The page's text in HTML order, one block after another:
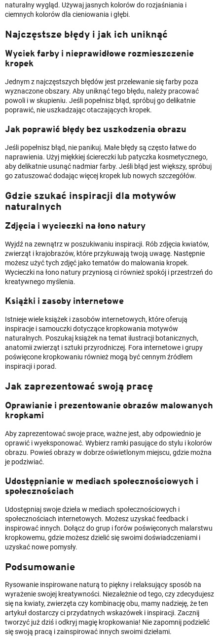
naturalny wygląd. Używaj jasnych kolorów do rozjaśniania i
ciemnych kolorów dla cieniowania i głębi.
Najczęstsze błędy i jak ich uniknąć
Wyciek farby i nieprawidłowe rozmieszczenie
kropek
Jednym z najczęstszych błędów jest przelewanie się farby poza
wyznaczone obszary. Aby uniknąć tego błędu, należy pracować
powoli i w skupieniu. Jeśli popełnisz błąd, spróbuj go delikatnie
poprawić, nie uszkadzając otaczających kropek.
Jak poprawić błędy bez uszkodzenia obrazu
Jeśli popełnisz błąd, nie panikuj. Małe błędy są często łatwe do
naprawienia. Użyj miękkiej ściereczki lub patyczka kosmetycznego,
aby delikatnie usunąć nadmiar farby. Jeśli błąd jest większy, spróbuj
go zatuszować dodając więcej kropek lub nowych szczegółów.
Gdzie szukać inspiracji dla motywów
naturalnych
Zdjęcia i wycieczki na łono natury
Wyjdź na zewnątrz w poszukiwaniu inspiracji. Rób zdjęcia kwiatów,
zwierząt i krajobrazów, które przykuwają twoją uwagę. Następnie
możesz użyć tych zdjęć jako tematów do malowania kropek.
Wycieczki na łono natury przyniosą ci również spokój i przestrzeń do
kreatywnego myślenia.
Książki i zasoby internetowe
Istnieje wiele książek i zasobów internetowych, które oferują
inspiracje i samouczki dotyczące kropkowania motywów
naturalnych. Poszukaj książek na temat ilustracji botanicznych,
anatomii zwierząt i sztuki przyrodniczej. Fora internetowe i grupy
poświęcone kropkowaniu również mogą być cennym źródłem
inspiracji i porad.
Jak zaprezentować swoją pracę
Oprawianie i prezentowanie obrazów malowanych
kropkami
Aby zaprezentować swoje prace, ważne jest, aby odpowiednio je
oprawić i wyeksponować. Wybierz ramki pasujące do stylu i kolorów
obrazu. Powieś obrazy w dobrze oświetlonym miejscu, gdzie można
je podziwiać.
Udostępnianie w mediach społecznościowych i
społecznościach
Udostępniaj swoje dzieła w mediach społecznościowych i
społecznościach internetowych. Możesz uzyskać feedback i
inspirować innych. Dołącz do grup i forów poświęconych malarstwu
kropkowemu, gdzie możesz dzielić się swoimi doświadczeniami i
uzyskać nowe pomysły.
Podsumowanie
Rysowanie inspirowane naturą to piękny i relaksujący sposób na
wyrażenie swojej kreatywności. Niezależnie od tego, czy zdecydujesz
się na kwiaty, zwierzęta czy kombinację obu, mamy nadzieję, że ten
artykuł dostarczy ci przydatnych wskazówek i inspiracji. Zacznij
tworzyć już dziś i odkryj magię kropkowania! Nie zapomnij podzielić
się swoją pracą i zainspirować innych swoimi dziełami.